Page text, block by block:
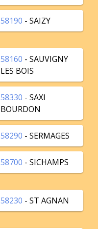
58190 - SAIZY
58160 - SAUVIGNY
LES BOIS
58330 - SAXI
BOURDON
58290 - SERMAGES
58700 - SICHAMPS
58230 - ST AGNAN